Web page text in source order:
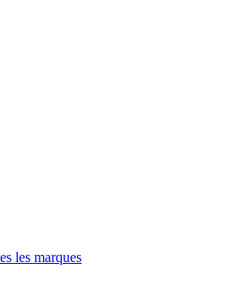
les marques